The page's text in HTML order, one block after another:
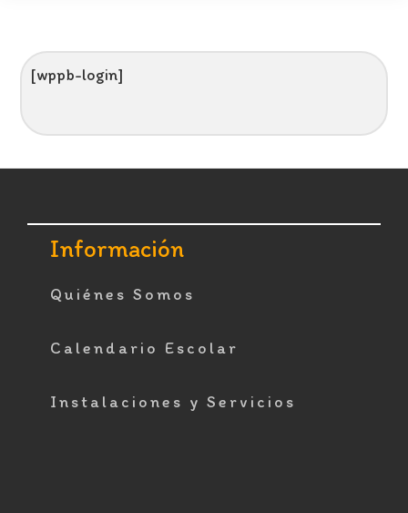
[wppb-login]
FooterInformación
Quiénes Somos
Calendario Escolar
Instalaciones y Servicios